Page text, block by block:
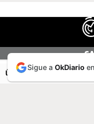
ÚLTIMAS
NOTICIAS
ÚLTIMAS NOTICIAS REAL
Sigue a OkDiario